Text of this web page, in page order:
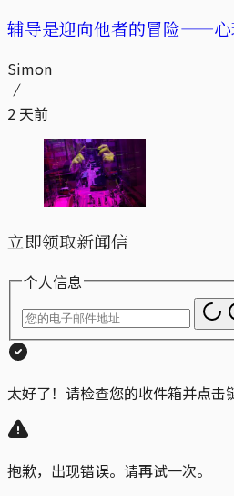
辅导是迎向他者的冒险——心
Simon
2 天前
立即领取新闻信
个人信息
太好了！请检查您的收件箱并点击
抱歉，出现错误。请再试一次。